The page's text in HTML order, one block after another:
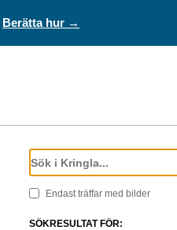
Berätta hur →
Endast träffar med bilder
SÖKRESULTAT FÖR: